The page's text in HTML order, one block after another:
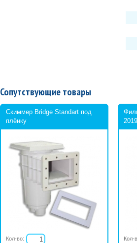
Сопутствующие товары
Скиммер Bridge Standart под
плёнку
Кол-во:
2019
Кол-